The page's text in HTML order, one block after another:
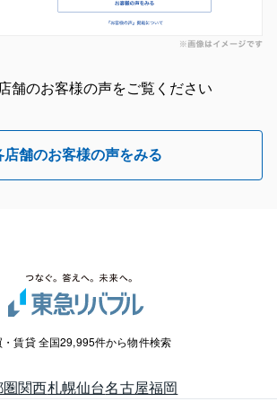
舗のお客様の声をご覧ください
店舗のお客様の声をみる
・賃貸 全国29,995件から物件検索
圏関西札幌仙台名古屋福岡